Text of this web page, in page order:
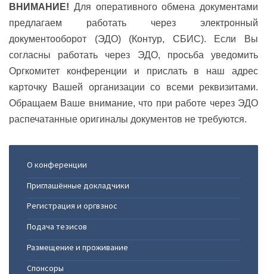
ВНИМАНИЕ! Для оперативного обмена документами
предлагаем работать через электронный
документооборот (ЭДО) (Контур, СБИС). Если Вы
согласны работать через ЭДО, просьба уведомить
Оргкомитет конференции и прислать в наш адрес
карточку Вашей организации со всеми реквизитами.
Обращаем Ваше внимание, что при работе через ЭДО
распечатанные оригиналы документов не требуются.
О конференции
Приглашённые докладчики
Регистрация и оргвзнос
Подача тезисов
Размещение и проживание
Спонсоры